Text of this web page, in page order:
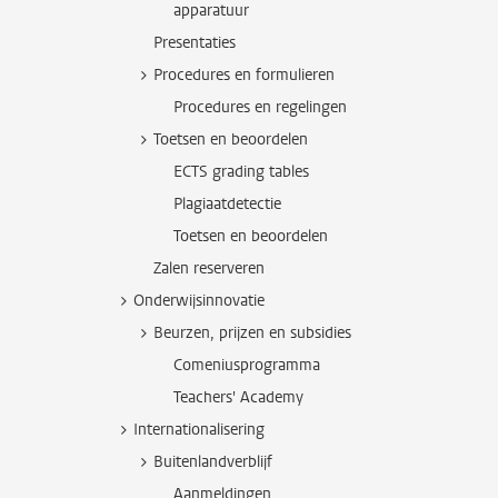
apparatuur
Presentaties
Procedures en formulieren
Procedures en regelingen
Toetsen en beoordelen
ECTS grading tables
Plagiaatdetectie
Toetsen en beoordelen
Zalen reserveren
Onderwijsinnovatie
Beurzen, prijzen en subsidies
Comeniusprogramma
Teachers' Academy
Internationalisering
Buitenlandverblijf